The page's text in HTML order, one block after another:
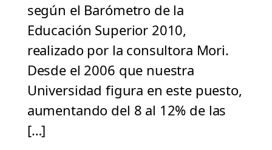
según el Barómetro de la
Educación Superior 2010,
realizado por la consultora Mori.
Desde el 2006 que nuestra
Universidad figura en este puesto,
aumentando del 8 al 12% de las
[…]